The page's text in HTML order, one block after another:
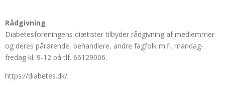
Rådgivning
Diabetesforeningens diætister tilbyder rådgivning af medlemmer
og deres pårørende, behandlere, andre fagfolk m.fl. mandag-
fredag kl. 9-12 på tlf. 66129006.
https://diabetes.dk/